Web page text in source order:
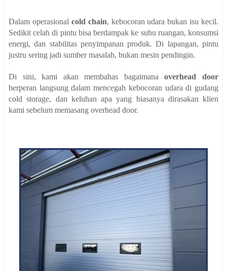
Dalam operasional cold chain, kebocoran udara bukan isu kecil.
Sedikit celah di pintu bisa berdampak ke suhu ruangan, konsumsi
energi, dan stabilitas penyimpanan produk. Di lapangan, pintu
justru sering jadi sumber masalah, bukan mesin pendingin.
Di sini, kami akan membahas bagaimanaoverhead door
berperan langsung dalam mencegah kebocoran udara di gudang
cold storage, dan keluhan apa yang biasanya dirasakan klien
kami sebelum memasang overhead door.